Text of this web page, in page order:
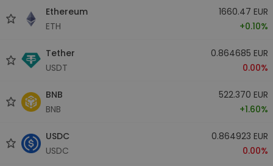
Ethereum
ETH
1660.47 EUR
+0.10%
Tether
USDT
0.864685 EUR
0.00%
BNB
BNB
522.370 EUR
+1.60%
USDC
USDC
0.864923 EUR
0.00%